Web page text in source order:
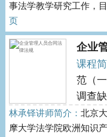
事法学教学研究工作，
页
企业
课程
范（
调查
林承铎讲师简介： 北京
摩大学法学院欧洲知识